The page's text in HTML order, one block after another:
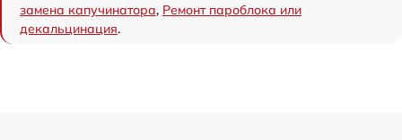
замена капучинатора, Ремонт пароблока или
декальцинация.